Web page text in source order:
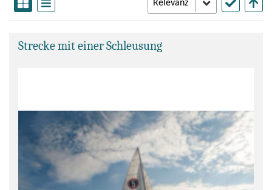
Strecke mit einer Schleusung